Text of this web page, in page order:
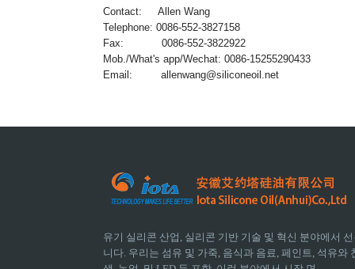
Contact: Allen Wang
Telephone: 0086-552-3827158
Fax: 0086-552-3822922
Mob./What's app/Wechat: 0086-15255290433
Email: allenwang@siliconeoil.net
유기 실리콘 산업, 실리콘 기반 기술 및 혁신 분야에서
니다. 우리는 섬유 및 가죽, 음식과 음료, 페인트, 석유